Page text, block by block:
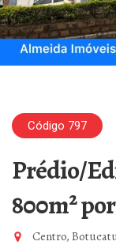
Código 797
Prédio/
800m²
Centro,